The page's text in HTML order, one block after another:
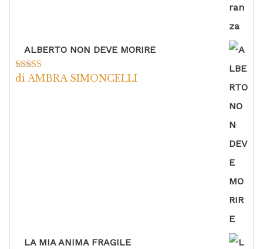
ALBERTO NON DEVE MORIRE
Valutato5su
di AMBRA SIMONCELLI
LA MIA ANIMA FRAGILE